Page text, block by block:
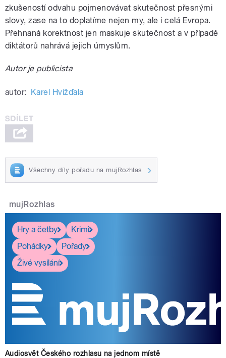
zkušeností odvahu pojmenovávat skutečnost přesnými
slovy, zase na to doplatíme nejen my, ale i celá Evropa.
Přehnaná korektnost jen maskuje skutečnost a v případě
diktátorů nahrává jejich úmyslům.
Autor je publicista
autor: Karel Hvížďala
Všechny díly pořadu na mujRozhlas
mujRozhlas
Hry a četby
Krimi
Pohádky
Pořady
Živé vysílání
Audiosvět Českého rozhlasu na jednom místě